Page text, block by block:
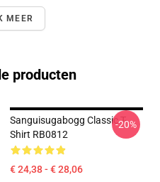
MEER
producten
Sanguisugabogg Classic T-
Shirt RB0812
€ 24,38 - € 28,06
-20%